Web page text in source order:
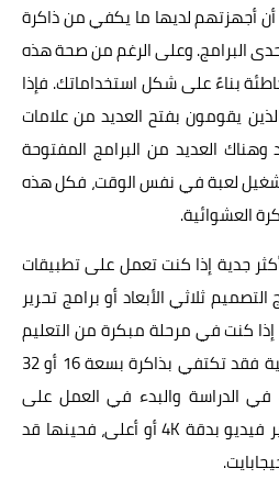
أجهزتهم لديها ما يكفي من ذاكرة
البرامج. وعلى الرغم من صحة هذه
بناءً على شكل استخداماتك. فإذا
يقومون بفتح العديد من علامات
العديد من البرامج المفتوحة
تشغيل لعبة في نفس الوقت، فكل هذه
العشوائية.
أكثر جدية إذا كنت تعمل على تطبيقات
ثلاثي الأبعاد أو برامج تحرير
إذا كنت في مرحلة مبكرة من التعليم
أو في مرحلة تعليمية ابتدائية فقد تكتفي بذاكرة بسعة 16 أو 32
في الدراسة والبدء في العمل على
مشاريع فنية معقدة أو تحرير فيديو بدقة 4K أو أعلى، فحينها قد